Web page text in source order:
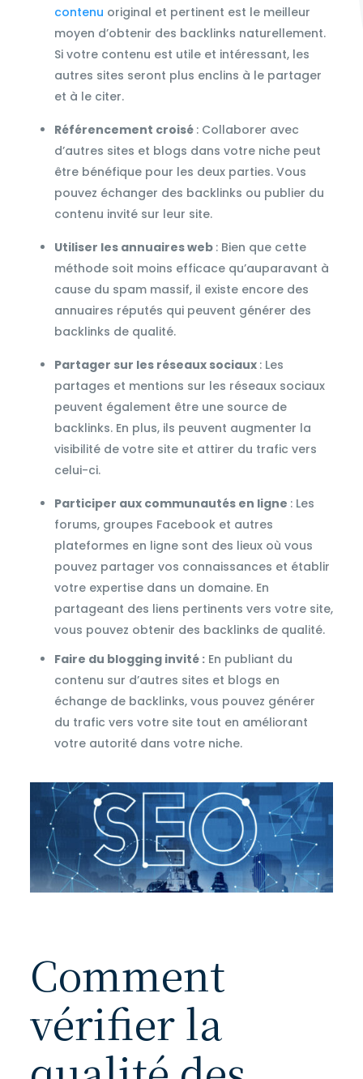
contenu original et pertinent est le meilleur
moyen d’obtenir des backlinks naturellement.
Si votre contenu est utile et intéressant, les
autres sites seront plus enclins à le partager
et à le citer.
Référencement croisé : Collaborer avec
d’autres sites et blogs dans votre niche peut
être bénéfique pour les deux parties. Vous
pouvez échanger des backlinks ou publier du
contenu invité sur leur site.
Utiliser les annuaires web : Bien que cette
méthode soit moins efficace qu’auparavant à
cause du spam massif, il existe encore des
annuaires réputés qui peuvent générer des
backlinks de qualité.
Partager sur les réseaux sociaux : Les
partages et mentions sur les réseaux sociaux
peuvent également être une source de
backlinks. En plus, ils peuvent augmenter la
visibilité de votre site et attirer du trafic vers
celui-ci.
Participer aux communautés en ligne : Les
forums, groupes Facebook et autres
plateformes en ligne sont des lieux où vous
pouvez partager vos connaissances et établir
votre expertise dans un domaine. En
partageant des liens pertinents vers votre site,
vous pouvez obtenir des backlinks de qualité.
Faire du blogging invité :En publiant du
contenu sur d’autres sites et blogs en
échange de backlinks, vous pouvez générer
du trafic vers votre site tout en améliorant
votre autorité dans votre niche.
Comment
vérifier la